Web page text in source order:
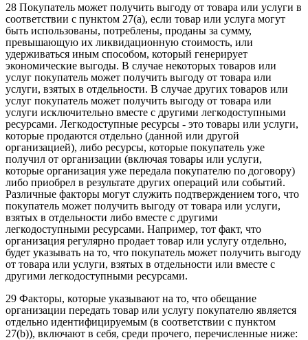
28 Покупатель может получить выгоду от товара или услуги в
соответствии с пунктом 27(a), если товар или услуга могут
быть использованы, потреблены, проданы за сумму,
превышающую их ликвидационную стоимость, или
удерживаться иным способом, который генерирует
экономические выгоды. В случае некоторых товаров или
услуг покупатель может получить выгоду от товара или
услуги, взятых в отдельности. В случае других товаров или
услуг покупатель может получить выгоду от товара или
услуги исключительно вместе с другими легкодоступными
ресурсами. Легкодоступные ресурсы - это товары или услуги,
которые продаются отдельно (данной или другой
организацией), либо ресурсы, которые покупатель уже
получил от организации (включая товары или услуги,
которые организация уже передала покупателю по договору)
либо приобрел в результате других операций или событий.
Различные факторы могут служить подтверждением того, что
покупатель может получить выгоду от товара или услуги,
взятых в отдельности либо вместе с другими
легкодоступными ресурсами. Например, тот факт, что
организация регулярно продает товар или услугу отдельно,
будет указывать на то, что покупатель может получить выгоду
от товара или услуги, взятых в отдельности или вместе с
другими легкодоступными ресурсами.
29 Факторы, которые указывают на то, что обещание
организации передать товар или услугу покупателю является
отдельно идентифицируемым (в соответствии с пунктом
27(b)), включают в себя, среди прочего, перечисленные ниже: